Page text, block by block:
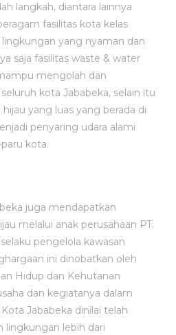
langkah, diantara lainnya
fasilitas kota kelas
yang nyaman dan
saja fasilitas waste & water
mengolah dan
kota Jababeka, selain itu
yang luas yang berada di
penyaring udara alami
kota.
juga mendapatkan
melalui anak perusahaan PT.
pengelola kawasan
ini dinobatkan oleh
Hidup dan Kehutanan
dan kegiatanya dalam
Jababeka dinilai telah
lingkungan lebih dari